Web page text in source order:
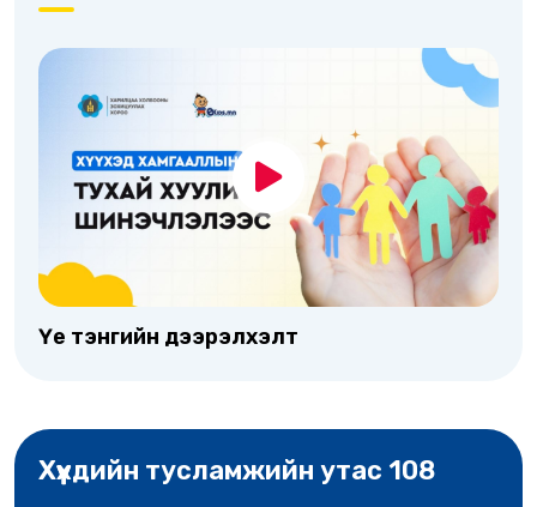
Үе тэнгийн дээрэлхэлт
Хүүхдийн тусламжийн утас 108